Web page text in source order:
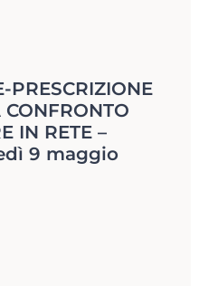
PRESCRIZIONE
CONFRONTO
IN RETE –
9 maggio